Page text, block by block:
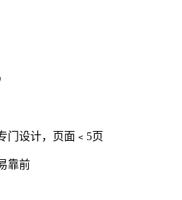
门设计，页面﹤5页
靠前